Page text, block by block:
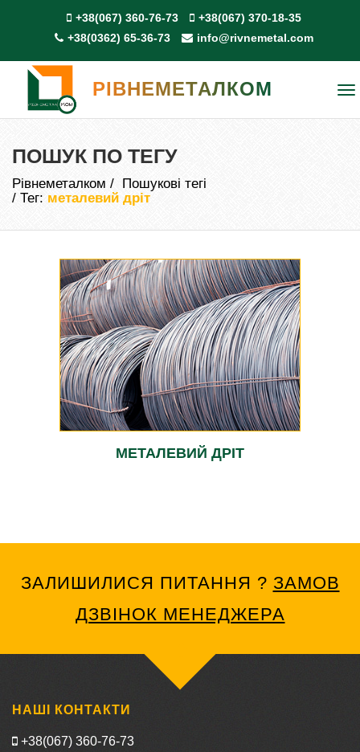
+38(067) 360-76-73
+38(067) 370-18-35
+38(0362) 65-36-73
info@rivnemetal.com
РІВНЕМЕТАЛКОМ
ПОШУК ПО ТЕГУ
Рівнеметалком
Пошукові тегі
Тег: металевий дріт
МЕТАЛЕВИЙ ДРІТ
ЗАЛИШИЛИСЯ ПИТАННЯ ? ЗАМОВ
ДЗВІНОК МЕНЕДЖЕРА
НАШІ КОНТАКТИ
+38(067) 360-76-73